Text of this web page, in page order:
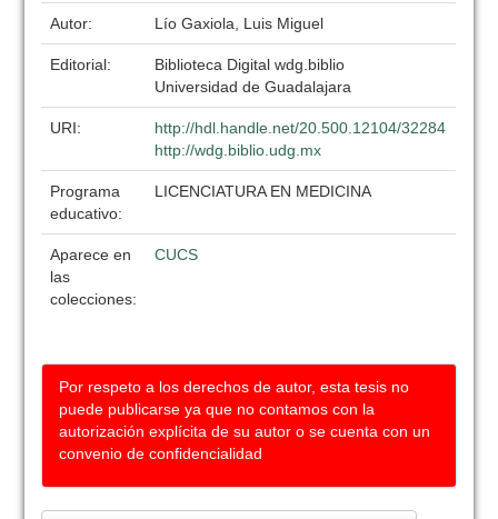
Autor: Lío Gaxiola, Luis Miguel
Editorial:
Biblioteca Digital wdg.biblio
Universidad de Guadalajara
URI:
http://hdl.handle.net/20.500.12104/32284
http://wdg.biblio.udg.mx
Programa
educativo:
LICENCIATURA EN MEDICINA
Aparece en
las
colecciones:
CUCS
Por respeto a los derechos de autor, esta tesis no
puede publicarse ya que no contamos con la
autorización explícita de su autor o se cuenta con un
convenio de confidencialidad